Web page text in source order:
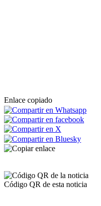
Enlace copiado
Código QR de esta noticia